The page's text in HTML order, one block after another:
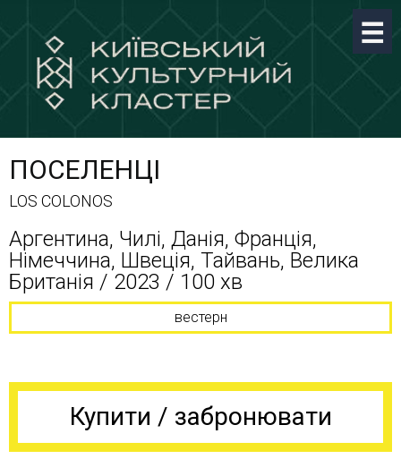
ПОСЕЛЕНЦІ
LOS COLONOS
Аргентина, Чилі, Данія, Франція,
Німеччина, Швеція, Тайвань, Велика
Британія / 2023 / 100 хв
вестерн
Купити / забронювати